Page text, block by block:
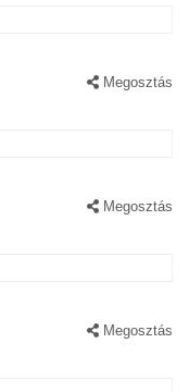
Megosztás
Megosztás
Megosztás